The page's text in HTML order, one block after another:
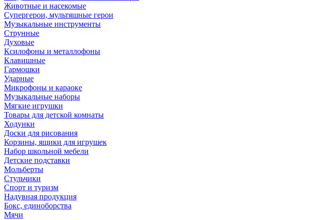
Животные и насекомые
Супергерои, мультяшные герои
Музыкальные инструменты
Струнные
Духовые
Ксилофоны и металлофоны
Клавишные
Гармошки
Ударные
Микрофоны и караоке
Музыкальные наборы
Мягкие игрушки
Товары для детской комнаты
Ходунки
Доски для рисования
Корзины, ящики для игрушек
Набор школьной мебели
Детские подставки
Мольберты
Стульчики
Спорт и туризм
Надувная продукция
Бокс, единоборства
Мячи